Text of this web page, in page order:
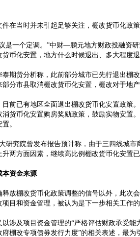
件在当时并未引起足够关注，棚改货币化政
是一个定调。”中财—鹏元地方财政投融资
货币化安置，地方什么时候退出、多大程度
泰期货分析称，此前部分城市已先行退出棚
部分市县取消棚改货币化安置，棚改对于地
目前已有地区全面退出棚改货币化安置政策。
消货币化安置购房奖励政策，鼓励实物安置
。
研究院曾发布报告预计称，由于三四线城
两方面因素，继续高比例棚改货币化安置
本资金来源
释放棚改货币化政策调整的信号以外，此次
项目和资金管理，被认为是下一步相关工作
以涉及项目资金管理的“严格评估财政承受能
府棚改专项债券发行力度”的相关表述，最为